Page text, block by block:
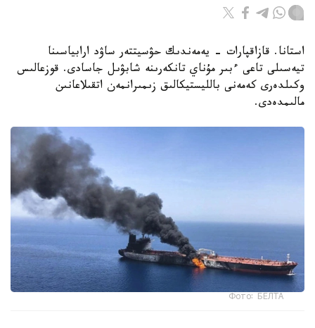
استانا. قازاقپارات - يەمەندىك حۋسيتتەر ساۋد ارابياسىنا
تيەسىلى تاعى ءبىر مۇناي تانكەرىنە شابۋىل جاسادى. قوزعالىس
وكىلدەرى كەمەنى بالليستيكالىق زىمىرانمەن اتقىلاعانىن
مالىمدەدى.
Фото: БЕЛТА